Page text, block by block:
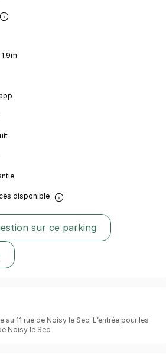
disponible
sur ce parking
au 11 rue de Noisy le Sec. L’entrée pour les
Noisy le Sec.